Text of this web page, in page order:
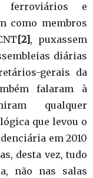
e
como membros
[2] , puxassem
diárias
gerais da
falaram à
qualquer
que levou o
em 2010
desta vez, tudo
não nas salas